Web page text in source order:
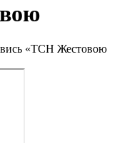
«ТСН Жестовою